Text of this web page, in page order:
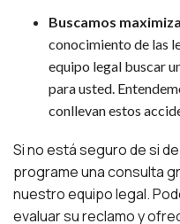
Buscamos
conocimiento de las
equipo legal buscar
para usted.
conllevan estos
Si no está seguro de si
programe una consulta
nuestro equipo legal.
evaluar su reclamo y